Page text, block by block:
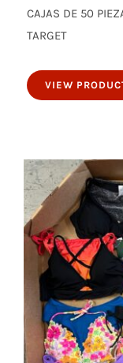
CAJAS DE 50
TARGET
VIEW